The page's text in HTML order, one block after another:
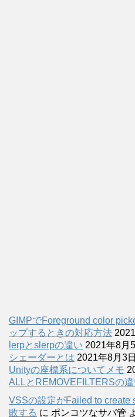
GIMPでForeground color
ップするときの対応方法
lerpとslerpの違い 2021年8月
シェーダーとは 2021年8月3日
Unityの座標系についてメモ
ALLとREMOVEFILTERSの違
VSSの設定がFailed to create
敗する に ポンコツなサバ管